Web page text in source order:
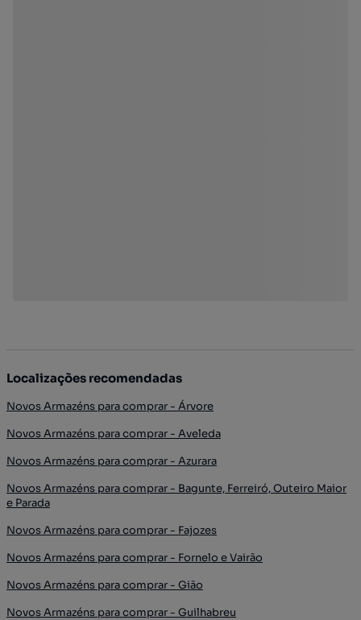
Localizações recomendadas
Novos Armazéns para comprar - Árvore
Novos Armazéns para comprar - Aveleda
Novos Armazéns para comprar - Azurara
Novos Armazéns para comprar - Bagunte, Ferreiró, Outeiro Maior
e Parada
Novos Armazéns para comprar - Fajozes
Novos Armazéns para comprar - Fornelo e Vairão
Novos Armazéns para comprar - Gião
Novos Armazéns para comprar - Guilhabreu